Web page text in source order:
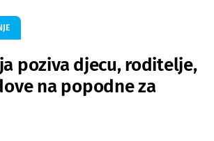
poziva djecu, roditelje,
na popodne za